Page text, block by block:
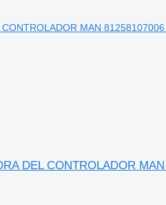
DEL CONTROLADOR